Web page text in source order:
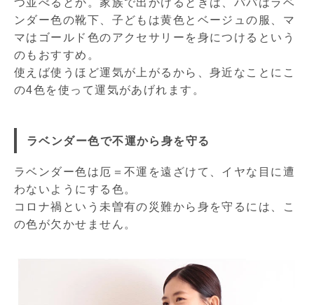
つ並べるとか。家族で出かけるときは、パパはラベ
ンダー色の靴下、子どもは黄色とベージュの服、マ
マはゴールド色のアクセサリーを身につけるという
のもおすすめ。
使えば使うほど運気が上がるから、身近なことにこ
の4色を使って運気があげれます。
ラベンダー色で不運から身を守る
ラベンダー色は厄＝不運を遠ざけて、イヤな目に遭
わないようにする色。
コロナ禍という未曽有の災難から身を守るには、こ
の色が欠かせません。